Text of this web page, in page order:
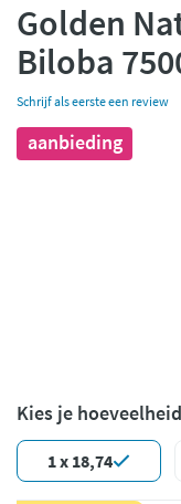
Golden
Biloba
Schrijf als eerste een review
aanbieding
Kies je hoeveelheid
1 x 18,74